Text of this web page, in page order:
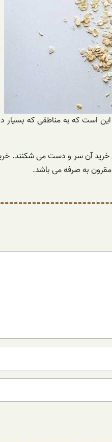
به مناطقی که بسیار دور
آن سر و دست می شکنند.
به صرفه می باشد.